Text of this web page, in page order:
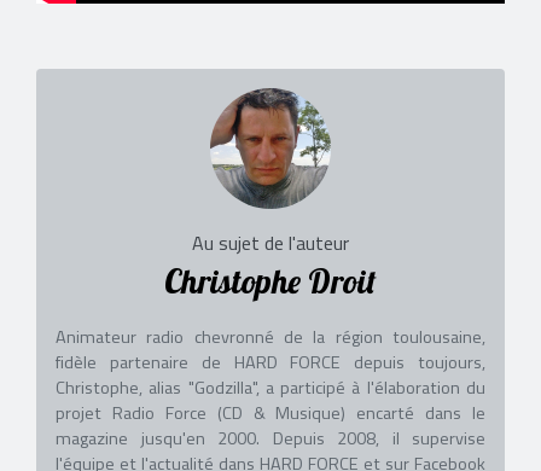
Au sujet de l'auteur
Christophe Droit
Animateur radio chevronné de la région toulousaine,
fidèle partenaire de HARD FORCE depuis toujours,
Christophe, alias "Godzilla", a participé à l'élaboration du
projet Radio Force (CD & Musique) encarté dans le
magazine jusqu'en 2000. Depuis 2008, il supervise
l'équipe et l'actualité dans HARD FORCE et sur Facebook